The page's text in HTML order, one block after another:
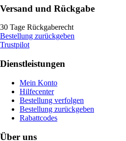
Versand und Rückgabe
30 Tage Rückgaberecht
Bestellung zurückgeben
Trustpilot
Dienstleistungen
Mein Konto
Hilfecenter
Bestellung verfolgen
Bestellung zurückgeben
Rabattcodes
Über uns